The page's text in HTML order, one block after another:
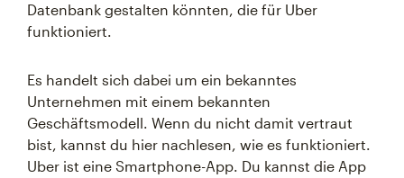
Datenbank gestalten könnten, die für Uber
funktioniert.
Es handelt sich dabei um ein bekanntes
Unternehmen mit einem bekannten
Geschäftsmodell. Wenn du nicht damit vertraut
bist, kannst du hier nachlesen, wie es funktioniert.
Uber ist eine Smartphone-App. Du kannst die App